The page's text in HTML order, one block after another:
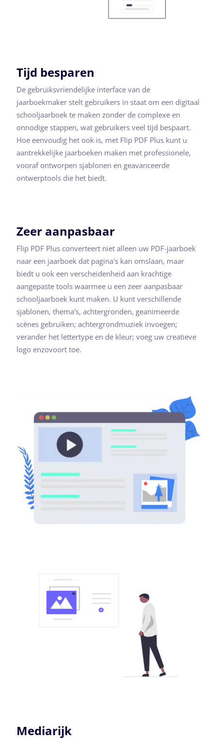
Tijd besparen
De gebruiksvriendelijke interface van de
jaarboekmaker stelt gebruikers in staat om een digitaal
schooljaarboek te maken zonder de complexe en
onnodige stappen, wat gebruikers veel tijd bespaart.
Hoe eenvoudig het ook is, met Flip PDF Plus kunt u
aantrekkelijke jaarboeken maken met professionele,
vooraf ontworpen sjablonen en geavanceerde
ontwerptools die het biedt.
Zeer aanpasbaar
Flip PDF Plus converteert niet alleen uw PDF-jaarboek
naar een jaarboek dat pagina's kan omslaan, maar
biedt u ook een verscheidenheid aan krachtige
aangepaste tools waarmee u een zeer aanpasbaar
schooljaarboek kunt maken. U kunt verschillende
sjablonen, thema's, achtergronden, geanimeerde
scènes gebruiken; achtergrondmuziek invoegen;
verander het lettertype en de kleur; voeg uw creatieve
logo enzovoort toe.
Mediarijk